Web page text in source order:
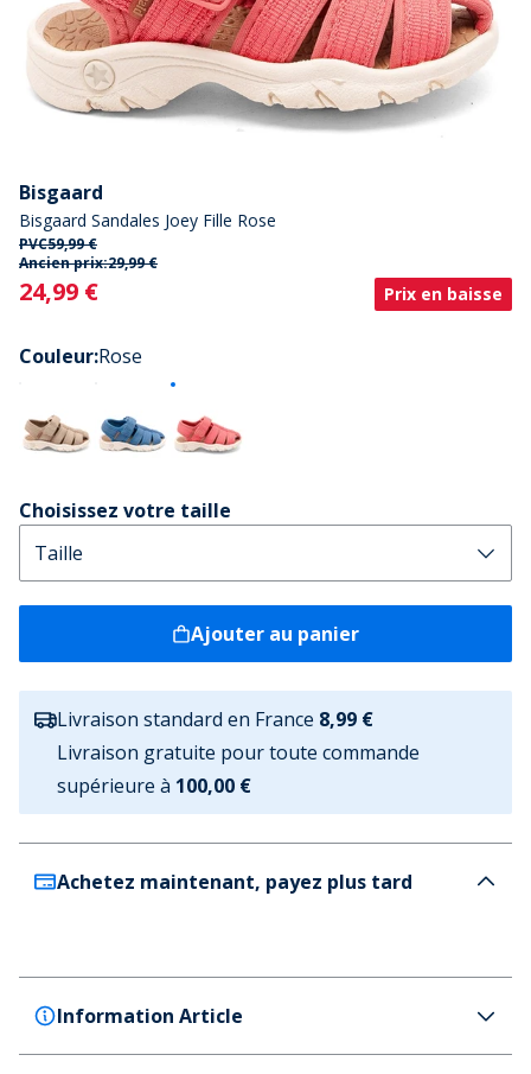
Bisgaard
Bisgaard Sandales Joey Fille Rose
PVC59,99 €
Ancien prix:29,99 €
Current
24,99 € Prix en baisse
Couleur:Rose
Choisissez votre taille
Ajouter au panier
Livraison standard en France 8,99 €
Livraison gratuite pour toute commande
supérieure à 100,00 €
Achetez maintenant, payez plus tard
Information Article